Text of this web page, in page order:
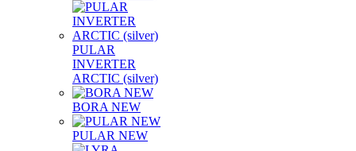
PULAR
INVERTER
ARCTIC (silver)
BORA NEW
PULAR NEW